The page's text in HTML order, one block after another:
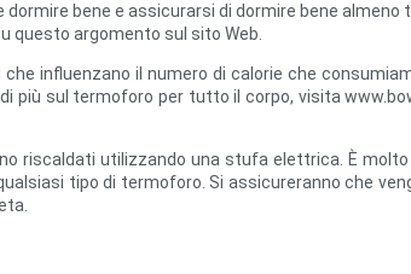
bene e assicurarsi di dormire bene
questo argomento sul sito Web.
influenzano il numero di calorie che
più sul termoforo per tutto il corpo, visita
riscaldati utilizzando una stufa elettrica. È
tipo di termoforo. Si assicureranno che